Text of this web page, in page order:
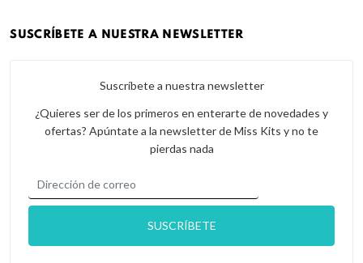
SUSCRÍBETE A NUESTRA NEWSLETTER
Suscríbete a nuestra newsletter
¿Quieres ser de los primeros en enterarte de novedades y
ofertas? Apúntate a la newsletter de Miss Kits y no te
pierdas nada